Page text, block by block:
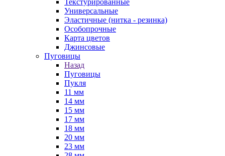
Текстурированные
Универсальные
Эластичные (нитка - резинка)
Особопрочные
Карта цветов
Джинсовые
Пуговицы
Назад
Пуговицы
Пукля
11 мм
14 мм
15 мм
17 мм
18 мм
20 мм
23 мм